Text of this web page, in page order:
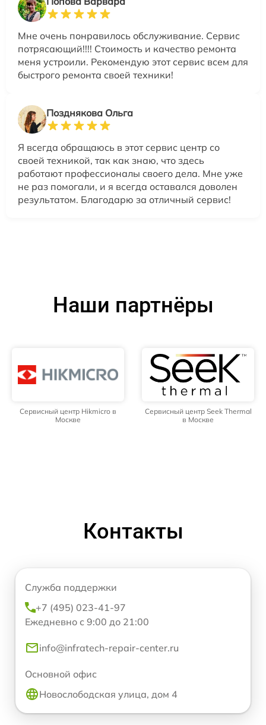
Мне очень понравилось обслуживание. Сервис
потрясающий!!!! Стоимость и качество ремонта
меня устроили. Рекомендую этот сервис всем для
быстрого ремонта своей техники!
Позднякова Ольга
Я всегда обращаюсь в этот сервис центр со
своей техникой, так как знаю, что здесь
работают профессионалы своего дела. Мне уже
не раз помогали, и я всегда оставался доволен
результатом. Благодарю за отличный сервис!
Наши партнёры
Сервисный центр Hikmicro в
Москве
Сервисный центр Seek Thermal
в Москве
Контакты
Служба поддержки
+7 (495) 023-41-97
Ежедневно с 9:00 до 21:00
info@infratech-repair-center.ru
Основной офис
Новослободская улица, дом 4